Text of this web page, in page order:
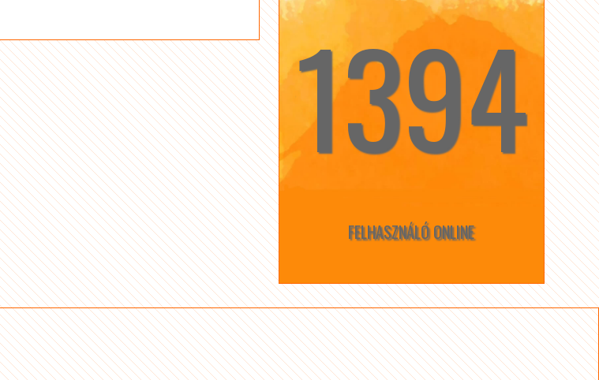
☆ 1394 ☆
FELHASZNÁLÓ ONLINE